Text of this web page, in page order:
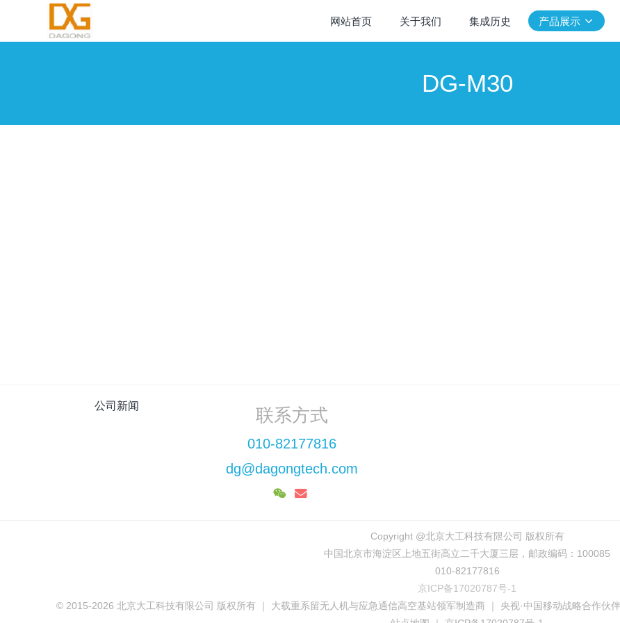
网站首页 关于我们 集成历史 产品展示
DG-M30
公司新闻 联系方式
010-82177816
dg@dagongtech.com
Copyright @北京大工科技有限公司 版权所有
中国北京市海淀区上地五街高立二千大厦三层，邮政编码：100085
010-82177816
京ICP备17020787号-1
© 2015-2026 北京大工科技有限公司 版权所有 ｜ 大载重系留无人机与应急通信高空基站领军制造商 ｜ 央视·中国移动战略合作伙